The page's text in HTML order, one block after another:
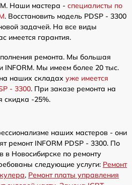
Наши мастера - специалисты по
. Восстановить модель PDSP - 3300
задачей. На все виды
имеется гарантия.
ремонта. Мы большая
INFORM. Мы имеем более 20 тыс.
наших складах уже имеется
- 3300. При заказе ремонта на
скидка -25%.
наших мастеров - они
ремонт INFORM PDSP - 3300. По
Новосибирске по ремонту
следующие услуги: Ремонт
, Ремонт платы управления